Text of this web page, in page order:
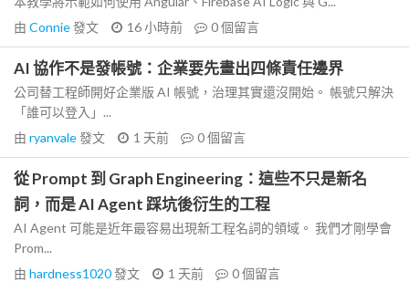
由 Connie發文 16 小時前 0個留言
AI 協作不是發帳號：企業要先畫出四條責任邊界
公司替工程師開好企業版 AI 帳號，治理其實還沒開始。 帳號只解決
「誰可以登入」...
由 ryanvale發文 1 天前 0個留言
從 Prompt 到 Graph Engineering：這些不只是新名
詞，而是 AI Agent 踩坑後衍生的工程
AI Agent 可能是近年最容易出現新工程名詞的領域。 我們才剛學會
Prom...
由 hardness1020發文 1 天前 0個留言